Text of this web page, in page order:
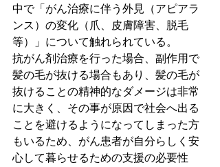
中で「がん治療に伴う外見（アピアラ
ンス）の変化（爪、皮膚障害、脱毛
等）」について触れられている。
抗がん剤治療を行った場合、副作用で
髪の毛が抜ける場合もあり、髪の毛が
抜けることの精神的なダメージは非常
に大きく、その事が原因で社会へ出る
ことを避けるようになってしまった方
もいるため、がん患者が自分らしく安
心して暮らせるための支援の必要性